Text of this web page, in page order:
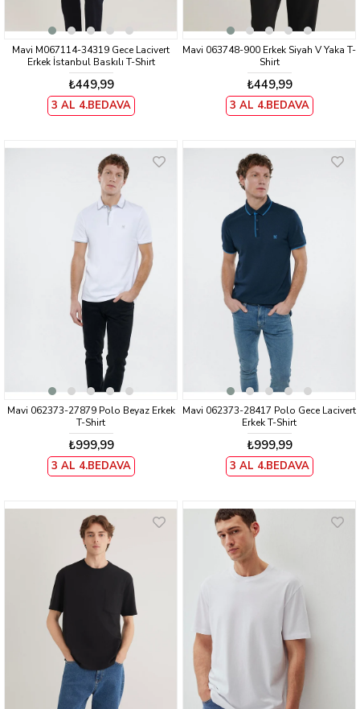
Mavi M067114-34319 Gece Lacivert
Erkek İstanbul Baskılı T-Shirt
₺449,99
3 AL 4.BEDAVA
Mavi 063748-900 Erkek Siyah V Yaka T-
Shirt
₺449,99
3 AL 4.BEDAVA
Mavi 062373-27879 Polo Beyaz Erkek
T-Shirt
₺999,99
3 AL 4.BEDAVA
Mavi 062373-28417 Polo Gece Lacivert
Erkek T-Shirt
₺999,99
3 AL 4.BEDAVA